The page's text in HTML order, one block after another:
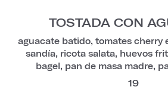
TOSTADA CON
aguacate batido, tomates cherry
sandía, ricota salata, huevos
bagel, pan de masa madre,
19